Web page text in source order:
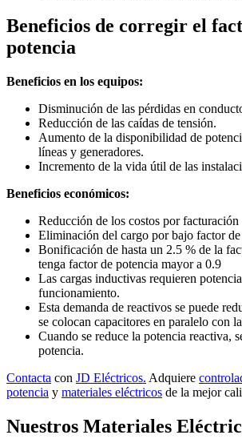
Beneficios de corregir el
potencia
Beneficios en los equipos:
Disminución de las pérdidas en
Reducción de las caídas de tensión.
Aumento de la disponibilidad de
líneas y generadores.
Incremento de la vida útil de las
Beneficios económicos:
Reducción de los costos por facturación
Eliminación del cargo por bajo factor de
Bonificación de hasta un 2.5 % de la
tenga factor de potencia mayor a 0.9
Las cargas inductivas requieren
funcionamiento.
Esta demanda de reactivos se puede
se colocan capacitores en paralelo con
Cuando se reduce la potencia reactiva,
potencia.
Contacta con JD Eléctricos. Adquiere
potencia y materiales eléctricos de la mejor
Nuestros Materiales